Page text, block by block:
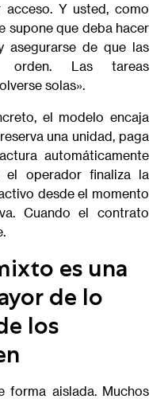
Y usted, como
supone que deba hacer
asegurarse de que las
orden. Las tareas
solas».
el modelo encaja
una unidad, paga
automáticamente
operador finaliza la
desde el momento
Cuando el contrato
es una
de lo
los
forma aislada. Muchos